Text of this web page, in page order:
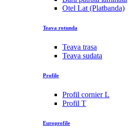
Otel Lat (Platbanda)
Teava rotunda
Teava trasa
Teava sudata
Profile
Profil cornier L
Profil T
Europrofile